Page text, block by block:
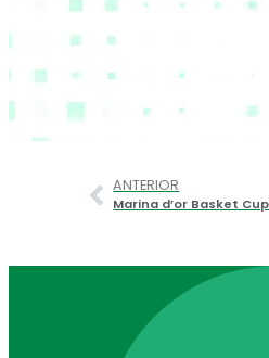
ANTERIOR
Marina d’or Basket